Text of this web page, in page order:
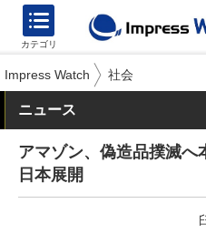
カテゴリ
Impress Watch 社会
ニュース
アマゾン、偽造品撲滅へ
日本展開